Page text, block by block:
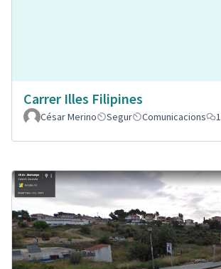
Carrer Illes Filipines
César Merino
Segur Comunicacions 1